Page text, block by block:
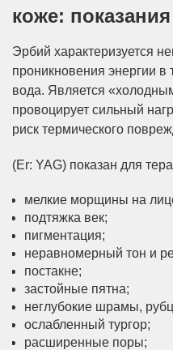
коже: показания
Эрбий характеризуется
проникновения энергии
вода. Является
провоцирует сильный
риск термического
(Er: YAG) показан для
мелкие морщины на
подтяжка век;
пигментация;
неравномерный тон и
постакне;
застойные пятна;
неглубокие шрамы,
ослабленный тургор;
расширенные поры;